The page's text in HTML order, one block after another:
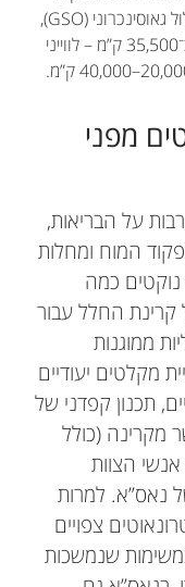
גשושית ואן אלן A - גשושית ואן אלן B - מסלול גאוסינכרוני (GSO),
הגשושית לחקר דינמיקת השמש (נאס”א): כ־35,500 ק”מ – לווייני
מפני
על הבריאות,
המוח ומחלות
כמה
קרינת החלל עבור
ממוגנות
מקלטים יעודיים
תכנון קפדני של
מקרינה (כולל
אנשי הצוות
נאס”א. למרות
צפויים
שנמשכות